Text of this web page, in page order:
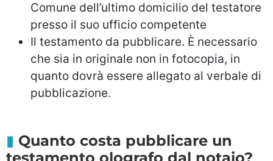
Comune dell’ultimo domicilio del testatore
presso il suo ufficio competente
Il testamento da pubblicare. È necessario
che sia in originale non in fotocopia, in
quanto dovrà essere allegato al verbale di
pubblicazione.
Quanto costa pubblicare un